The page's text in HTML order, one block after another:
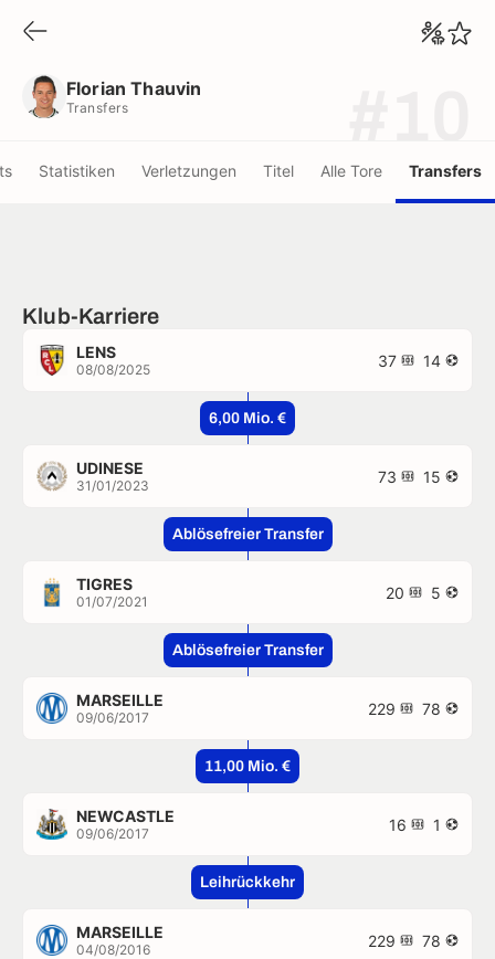
Florian Thauvin
Transfers
Statistiken Verletzungen Titel Alle Tore Transfers
Klub-Karriere
LENS
08/08/2025 37 14
6,00 Mio. €
UDINESE
31/01/2023 73 15
Ablösefreier Transfer
TIGRES
01/07/2021 20 5
Ablösefreier Transfer
MARSEILLE
09/06/2017 229 78
11,00 Mio. €
NEWCASTLE
09/06/2017 16 1
Leihrückkehr
MARSEILLE
04/08/2016 229 78